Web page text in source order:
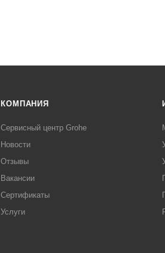
КОМПАНИЯ
Сервисный центр Grohe
Новости
Отзывы
Вакансии
Сертификаты
Услуги